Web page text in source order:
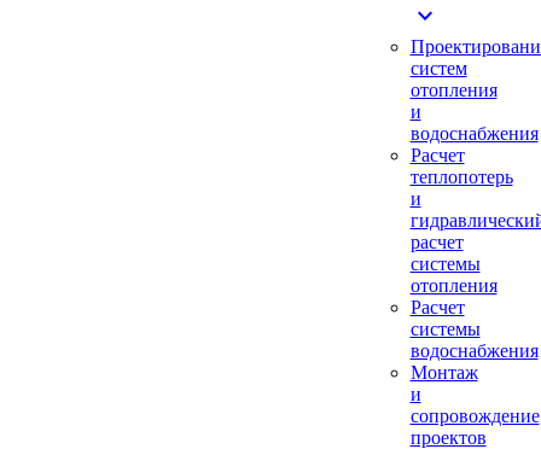
expand_more
систем
отопления
и
водоснабжения
Расчет
теплопотерь
и
расчет
системы
отопления
Расчет
системы
водоснабжения
Монтаж
и
сопровождение
проектов